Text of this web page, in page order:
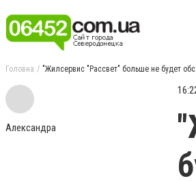
Головна "Жилсервис "Рассвет" больше не будет
Александра